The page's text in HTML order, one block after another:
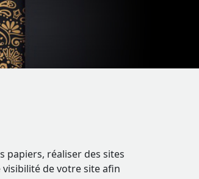
réaliser des sites
de votre site afin